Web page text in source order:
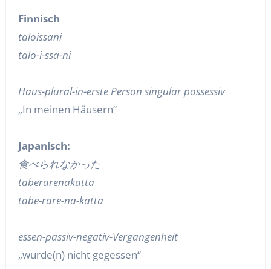
Finnisch
taloissani
talo-i-ssa-ni
Haus-plural-in-erste Person singular possessiv
„In meinen Häusern“
Japanisch:
食べられなかった
taberarenakatta
tabe-rare-na-katta
essen-passiv-negativ-Vergangenheit
„wurde(n) nicht gegessen“